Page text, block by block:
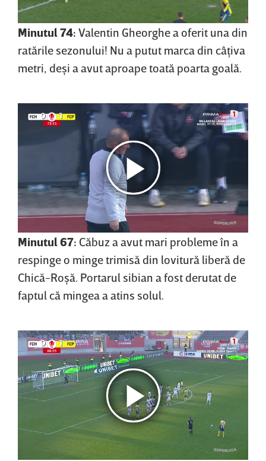
Minutul 74: Valentin Gheorghe a oferit una din
ratările sezonului! Nu a putut marca din câţiva
metri, deşi a avut aproape toată poarta goală.
Minutul 67: Căbuz a avut mari probleme în a
respinge o minge trimisă din lovitură liberă de
Chică-Roşă. Portarul sibian a fost derutat de
faptul că mingea a atins solul.